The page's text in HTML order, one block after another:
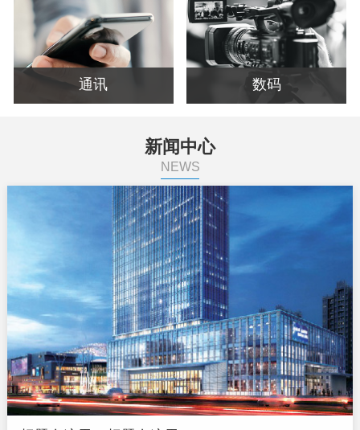
通讯 数码
新闻中心
NEWS